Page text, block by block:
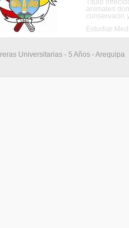
Título
animales
conservacin
Estudiar
Universitarias - 5 Años - Arequipa